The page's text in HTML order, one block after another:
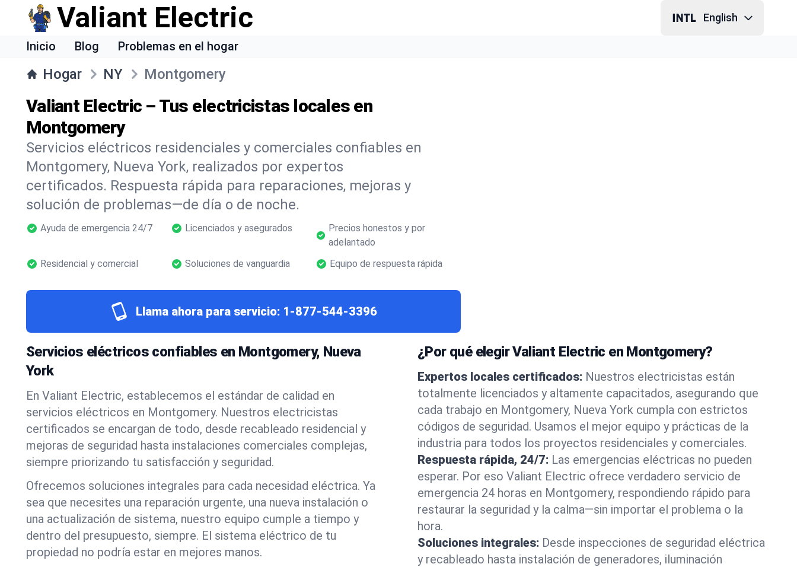
Valiant Electric English
Inicio Blog Problemas en el hogar
Hogar NY Montgomery
Valiant Electric – Tus electricistas locales en
Montgomery
Servicios eléctricos residenciales y comerciales confiables en
Montgomery, Nueva York, realizados por expertos
certificados. Respuesta rápida para reparaciones, mejoras y
solución de problemas—de día o de noche.
Ayuda de emergencia 24/7 Licenciados y asegurados
Precios honestos y por
adelantado
Residencial y comercial
Soluciones de vanguardia Equipo de respuesta rápida
Llama ahora para servicio: 1-877-544-3396
Servicios eléctricos confiables en Montgomery, Nueva
York
En Valiant Electric, establecemos el estándar de calidad en
servicios eléctricos en Montgomery. Nuestros electricistas
certificados se encargan de todo, desde recableado residencial y
mejoras de seguridad hasta instalaciones comerciales complejas,
siempre priorizando tu satisfacción y seguridad.
Ofrecemos soluciones integrales para cada necesidad eléctrica. Ya
sea que necesites una reparación urgente, una nueva instalación o
una actualización de sistema, nuestro equipo cumple a tiempo y
dentro del presupuesto, siempre. El sistema eléctrico de tu
propiedad no podría estar en mejores manos.
¿Por qué elegir Valiant Electric en Montgomery?
Expertos locales certificados: Nuestros electricistas están
totalmente licenciados y altamente capacitados, asegurando que
cada trabajo en Montgomery, Nueva York cumpla con estrictos
códigos de seguridad. Usamos el mejor equipo y prácticas de la
industria para todos los proyectos residenciales y comerciales.
Respuesta rápida, 24/7: Las emergencias eléctricas no pueden
esperar. Por eso Valiant Electric ofrece verdadero servicio de
emergencia 24 horas en Montgomery, respondiendo rápido para
restaurar la seguridad y la calma—sin importar el problema o la
hora.
Soluciones integrales: Desde inspecciones de seguridad eléctrica
y recableado hasta instalación de generadores, iluminación